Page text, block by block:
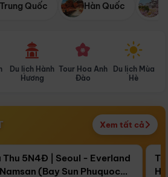
Trung Quốc Hàn Quốc
Du lịch Hành
Hương
Tour Hoa Anh
Đào
Du lịch Mùa
Hè
Xem tất cả
Điểm nổi bật
Thu 5N4Đ | Seoul - Everland
(Bay Sun Phuquoc